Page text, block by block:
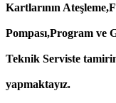
Kartlarının
Pompası,Program ve
Teknik Serviste
yapmaktayız.